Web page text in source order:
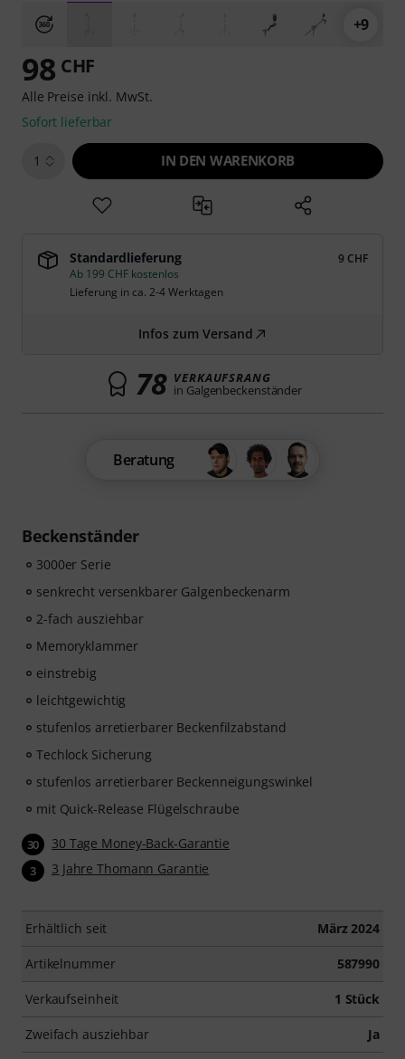
+9
Beckenständer
3000er Serie
senkrecht versenkbarer Galgenbeckenarm
2-fach ausziehbar
Memoryklammer
einstrebig
leichtgewichtig
stufenlos arretierbarer Beckenfilzabstand
Techlock Sicherung
stufenlos arretierbarer Beckenneigungswinkel
mit Quick-Release Flügelschraube
30 30 Tage Money-Back-Garantie
3 3 Jahre Thomann Garantie
Erhältlich seit März 2024
Artikelnummer 587990
Verkaufseinheit 1 Stück
Zweifach ausziehbar Ja
98 CHF
Alle Preise inkl. MwSt.
Sofort lieferbar
1 IN DEN WARENKORB
Standardlieferung
9 CHF
Ab 199 CHF kostenlos
Lieferung in ca. 2-4 Werktagen
Infos zum Versand
78 VERKAUFSRANG
in Galgenbeckenständer
Beratung